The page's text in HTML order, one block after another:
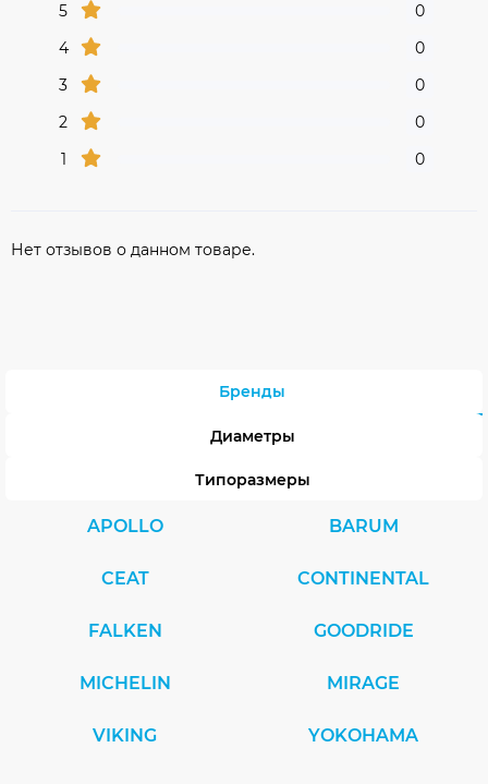
5
0
4
0
3
0
2
0
1
0
Нет отзывов о данном товаре.
Бренды
Диаметры
Типоразмеры
APOLLO BARUM
CEAT CONTINENTAL
FALKEN GOODRIDE
MICHELIN MIRAGE
VIKING YOKOHAMA